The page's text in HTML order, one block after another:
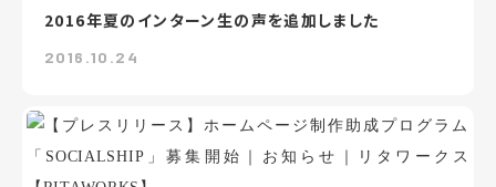
2016年夏のインターン生の声を追加しました
2016.10.24